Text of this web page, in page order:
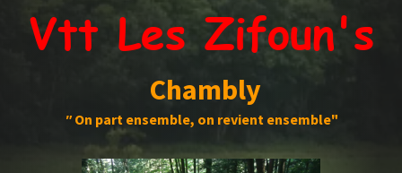
Vtt Les Zifoun's
Chambly
" On part ensemble, on revient ensemble"